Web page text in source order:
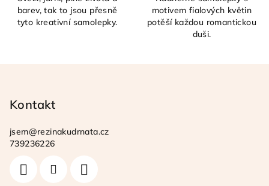
barev, tak to jsou přesně
tyto kreativní samolepky.
motivem fialových květin
potěší každou romantickou
duši.
Kontakt
jsem@rezinakudrnata.cz
739236226